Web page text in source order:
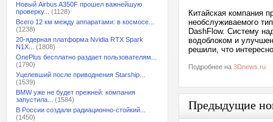
Новый Airbus A350F прошел важнейшую
проверку...
(1128)
Всего 12 км между аппаратами: в космосе...
(1238)
20-ядерная платформа Nvidia RTX Spark
N1X...
(1808)
OnePlus бесплатно раздает пользователям...
(1790)
Уцелевший после приводнения Starship...
(1539)
BMW уже не будет прежней: компания
запустила...
(1584)
В России создали радиационно-стойкий...
(1450)
Китайская компания
необслуживаемого
DashFlow. Систему
водоблоком и
решили, что интересно
Подробнее на 3Dnews.ru
Предыдущие